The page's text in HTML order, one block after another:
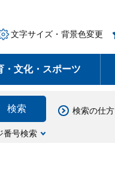
文字サイズ・背景色変更
・文化・スポーツ
番号検索
検索の仕方